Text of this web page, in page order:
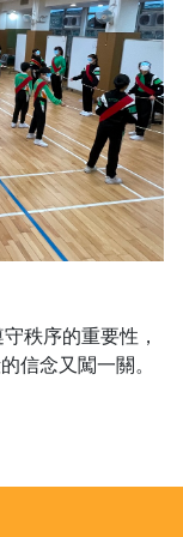
秩序的重要性，
信念又闖一關。